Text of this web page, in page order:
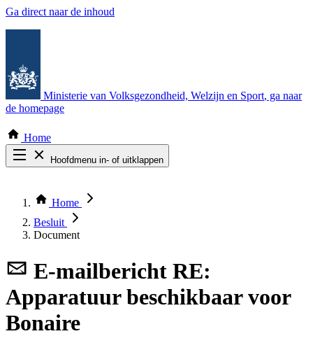
Ga direct naar de inhoud
Ministerie van Volksgezondheid, Welzijn en Sport, ga naar
de homepage
Home
Hoofdmenu in- of uitklappen
Thema COVID-19
Bekijk per bestuursorgaan
Home
Besluit
Document
E-mailbericht RE:
Apparatuur beschikbaar voor
Bonaire